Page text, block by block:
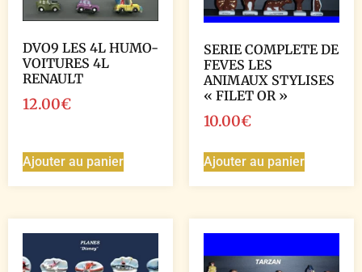
DVO9 LES 4L HUMO-
VOITURES 4L
RENAULT
12.00€
Ajouter au panier
SERIE COMPLETE DE
FEVES LES
ANIMAUX STYLISES
« FILET OR »
10.00€
Ajouter au panier